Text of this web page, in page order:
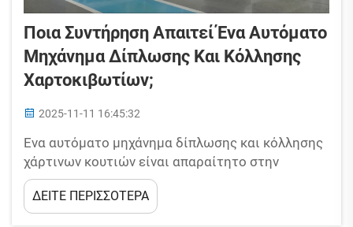
Ποια Συντήρηση Απαιτεί Ένα Αυτόματο
Μηχάνημα Δίπλωσης Και Κόλλησης
Χαρτοκιβωτίων;
2025-11-11 16:45:32
Ένα αυτόματο μηχάνημα δίπλωσης και κόλλησης
χάρτινων κουτιών είναι απαραίτητο στην
παραγωγή χάρτινων κουτιών, και η συντήρησή
του είναι κρίσιμη για τη βέλτιστη λειτουργία. Η
παράλειψη της μπορεί να επηρεάσει τη διακοπή
ΔΕΙΤΕ ΠΕΡΙΣΣΟΤΕΡΑ